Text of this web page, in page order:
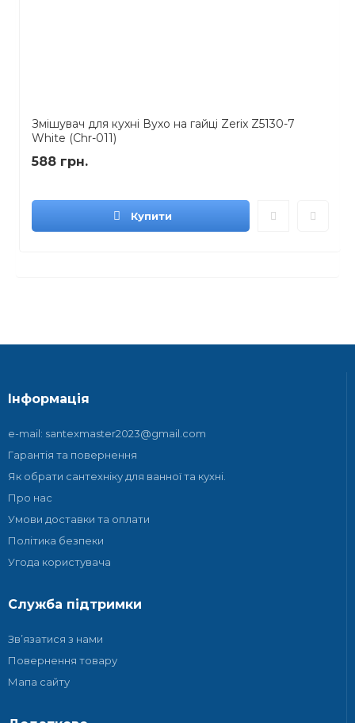
Змішувач для кухні Вухо на гайці Zerix Z5130-7
White (Chr-011)
588 грн.
Купити
Інформація
e-mail: santexmaster2023@gmail.com
Гарантія та повернення
Як обрати сантехніку для ванної та кухні.
Про нас
Умови доставки та оплати
Політика безпеки
Угода користувача
Служба підтримки
Зв’язатися з нами
Повернення товару
Мапа сайту